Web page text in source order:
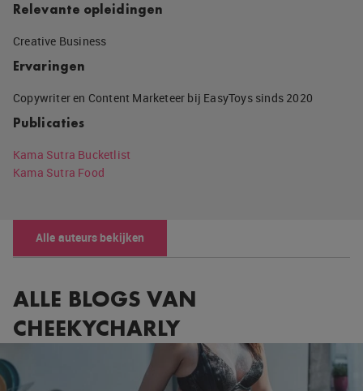
Relevante opleidingen
Creative Business
Ervaringen
Copywriter en Content Marketeer bij EasyToys sinds 2020
Publicaties
Kama Sutra Bucketlist
Kama Sutra Food
Alle auteurs bekijken
ALLE BLOGS VAN
CHEEKYCHARLY